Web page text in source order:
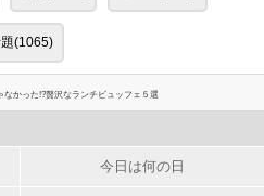
(1065)
かった!?贅沢なランチビュッフェ５選
今日は何の日